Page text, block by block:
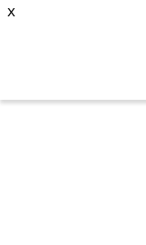
x